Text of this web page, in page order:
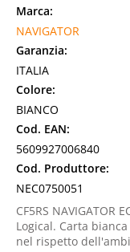
Marca:
NAVIGATOR
Garanzia:
ITALIA
Colore:
BIANCO
Cod. EAN:
5609927006840
Cod. Produttore:
NEC0750051
CF5RS NAVIGATOR
Logical. Carta
nel rispetto